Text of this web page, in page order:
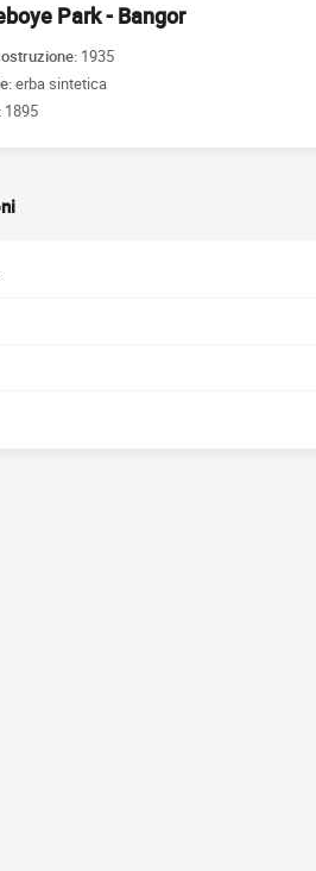
Park - Bangor
1935
erba sintetica
1895